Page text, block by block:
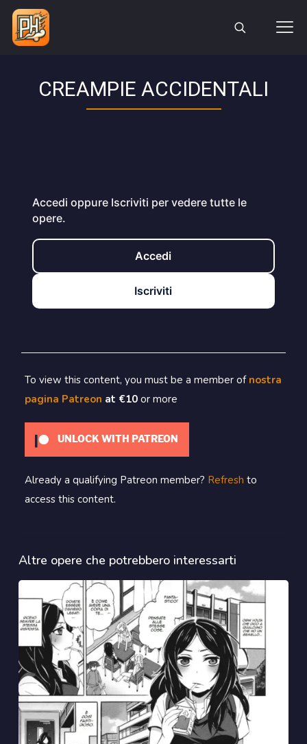
CREAMPIE ACCIDENTALI
Accedi oppure Iscriviti per vedere tutte le
opere.
Accedi
Iscriviti
To view this content, you must be a member of nostra
pagina Patreon at €10 or more
UNLOCK WITH PATREON
Already a qualifying Patreon member? Refresh to
access this content.
Altre opere che potrebbero interessarti